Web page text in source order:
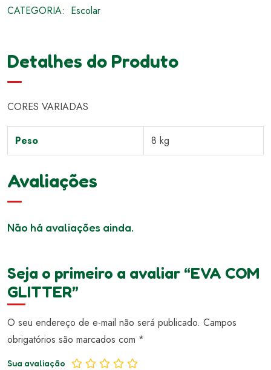
CATEGORIA: Escolar
Detalhes do Produto
CORES VARIADAS
Peso 8 kg
Avaliações
Não há avaliações ainda.
Seja o primeiro a avaliar “EVA COM
GLITTER”
O seu endereço de e-mail não será publicado. Campos
obrigatórios são marcados com *
Sua avaliação